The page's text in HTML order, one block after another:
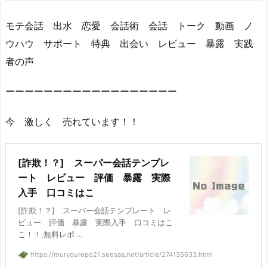
モテ会話 出水 恋愛 会話術 会話 トーク 動画 ノ
ウハウ サポート 特典 出会い レビュー 暴露 実践
者の声
ーーーーーーーーーーーーーーーーーー
今 激しく 売れています！！
[詐欺！？] スーパー会話テンプレ
ート レビュー 評価 暴露 実際
入手 口コミはこ
[詐欺！？] スーパー会話テンプレート レ
ビュー 評価 暴露 実際入手 口コミはこ
こ！！,無料レポ ...
https://muryourepo21.seesaa.net/article/274135633.html